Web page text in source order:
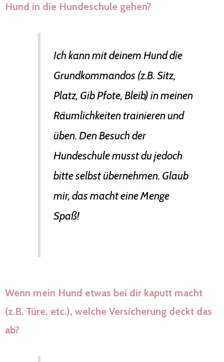
Hund in die Hundeschule gehen?
Ich kann mit deinem Hund die
Grundkommandos (z.B. Sitz,
Platz, Gib Pfote, Bleib) in meinen
Räumlichkeiten trainieren und
üben. Den Besuch der
Hundeschule musst du jedoch
bitte selbst übernehmen. Glaub
mir, das macht eine Menge
Spaß!
Wenn mein Hund etwas bei dir kaputt macht
(z.B. Türe, etc.), welche Versicherung deckt das
ab?